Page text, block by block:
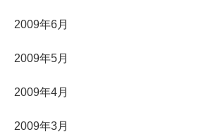
2009年6月
2009年5月
2009年4月
2009年3月